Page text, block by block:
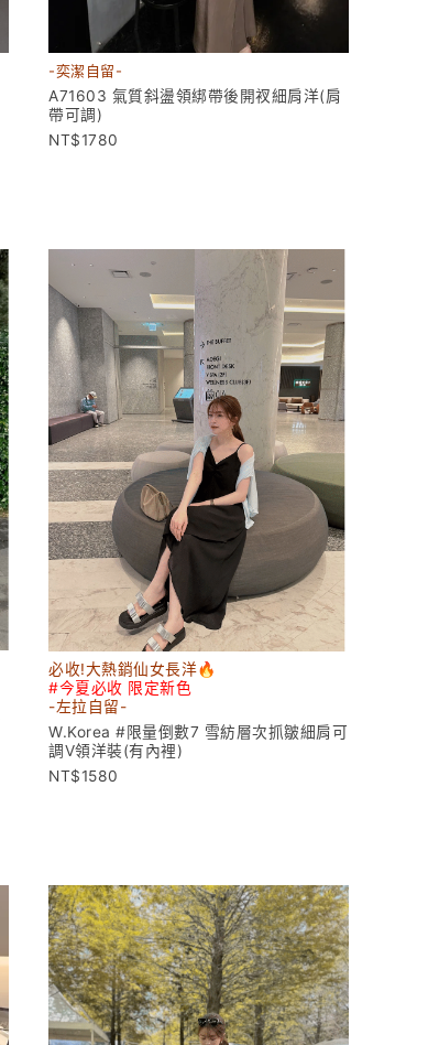
-奕潔自留-
A71603 氣質斜盪領綁帶後開衩細肩洋(肩
帶可調)
1780
必收!大熱銷仙女長洋🔥
#今夏必收 限定新色
-左拉 自留-
W.Korea #限量倒數7 雪紡層次抓皺細肩可
調V領洋裝(有內裡)
1580